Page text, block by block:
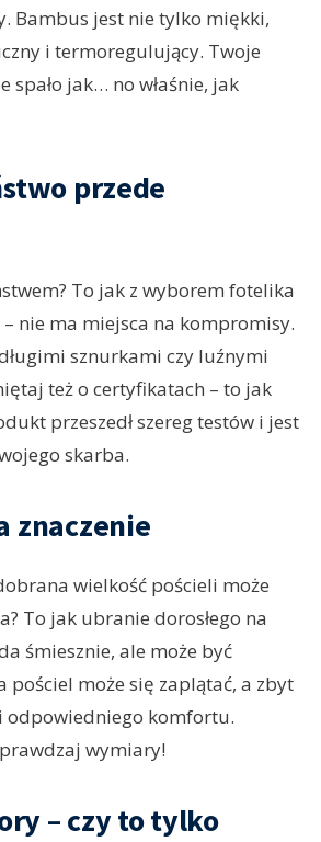
Bambus jest nie tylko miękki,
i termoregulujący. Twoje
spało jak… no właśnie, jak
przede
To jak z wyborem fotelika
nie ma miejsca na kompromisy.
sznurkami czy luźnymi
też o certyfikatach – to jak
przeszedł szereg testów i jest
skarba.
znaczenie
wielkość pościeli może
To jak ubranie dorosłego na
śmiesznie, ale może być
pościel może się zaplątać, a zbyt
odpowiedniego komfortu.
wymiary!
– czy to tylko